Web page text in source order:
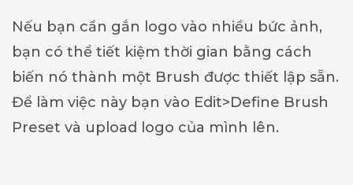
Nếu bạn cần gắn logo vào nhiều bức ảnh,
bạn có thể tiết kiệm thời gian bằng cách
biến nó thành một Brush được thiết lập sẵn.
Để làm việc này bạn vào Edit>Define Brush
Preset và upload logo của mình lên.